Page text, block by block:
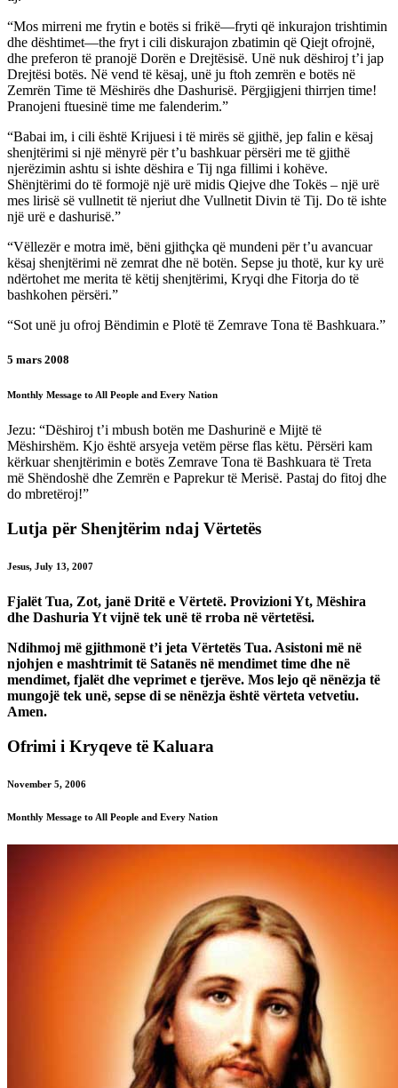
“Mos mirreni me frytin e botës si frikë—fryti që inkurajon trishtimin
dhe dështimet—the fryt i cili diskurajon zbatimin që Qiejt ofrojnë,
dhe preferon të pranojë Dorën e Drejtësisë. Unë nuk dëshiroj t’i jap
Drejtësi botës. Në vend të kësaj, unë ju ftoh zemrën e botës në
Zemrën Time të Mëshirës dhe Dashurisë. Përgjigjeni thirrjen time!
Pranojeni ftuesinë time me falenderim.”
“Babai im, i cili është Krijuesi i të mirës së gjithë, jep falin e kësaj
shenjtërimi si një mënyrë për t’u bashkuar përsëri me të gjithë
njerëzimin ashtu si ishte dëshira e Tij nga fillimi i kohëve.
Shënjtërimi do të formojë një urë midis Qiejve dhe Tokës – një urë
mes lirisë së vullnetit të njeriut dhe Vullnetit Divin të Tij. Do të ishte
një urë e dashurisë.”
“Vëllezër e motra imë, bëni gjithçka që mundeni për t’u avancuar
kësaj shenjtërimi në zemrat dhe në botën. Sepse ju thotë, kur ky urë
ndërtohet me merita të këtij shenjtërimi, Kryqi dhe Fitorja do të
bashkohen përsëri.”
“Sot unë ju ofroj Bëndimin e Plotë të Zemrave Tona të Bashkuara.”
5 mars 2008
Monthly Message to All People and Every Nation
Jezu: “Dëshiroj t’i mbush botën me Dashurinë e Mijtë të
Mëshirshëm. Kjo është arsyeja vetëm përse flas këtu. Përsëri kam
kërkuar shenjtërimin e botës Zemrave Tona të Bashkuara të Treta
më Shëndoshë dhe Zemrën e Paprekur të Merisë. Pastaj do fitoj dhe
do mbretëroj!”
Lutja për Shenjtërim ndaj Vërtetës
Jesus, July 13, 2007
Fjalët Tua, Zot, janë Dritë e Vërtetë. Provizioni Yt, Mëshira
dhe Dashuria Yt vijnë tek unë të rroba në vërtetësi.
Ndihmoj më gjithmonë t’i jeta Vërtetës Tua. Asistoni më në
njohjen e mashtrimit të Satanës në mendimet time dhe në
mendimet, fjalët dhe veprimet e tjerëve. Mos lejo që nënëzja të
mungojë tek unë, sepse di se nënëzja është vërteta vetvetiu.
Amen.
Ofrimi i Kryqeve të Kaluara
November 5, 2006
Monthly Message to All People and Every Nation